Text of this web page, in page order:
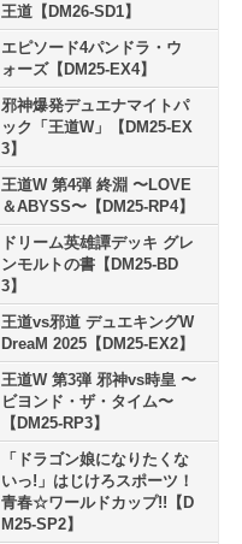
王道【DM26-SD1】
エピソード4パンドラ・ウ
ォーズ【DM25-EX4】
邪神爆発デュエナマイトパ
ック「王道W」【DM25-EX
3】
王道W 第4弾 終淵 〜LOVE
＆ABYSS〜【DM25-RP4】
ドリーム英雄譚デッキ グレ
ンモルトの書【DM25-BD
3】
王道vs邪道 デュエキングW
DreaM 2025【DM25-EX2】
王道W 第3弾 邪神vs時皇 〜
ビヨンド・ザ・タイム〜
【DM25-RP3】
「ドラゴン娘になりたくな
いっ!」はじけろスポーツ！
青春☆ワールドカップ!!【D
M25-SP2】